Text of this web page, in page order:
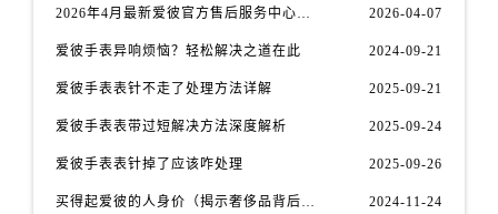
重庆市江北区观音桥步行街2号融恒时代广场9层902室爱彼售后服务中心（需提前预约）
新疆维吾尔自治区乌鲁木齐市天山区红山路26号时代广场（CCMALL）C座17层17-B爱彼售后服务中心（需提前预约）
2026年4月最新爱彼官方售后服务中心网点考察报告（新址） 2026-04-07
爱彼手表异响烦恼？轻松解决之道在此 2024-09-21
爱彼手表表针不走了处理方法详解 2025-09-21
爱彼手表表带过短解决方法深度解析 2025-09-24
爱彼手表表针掉了应该咋处理 2025-09-26
买得起爱彼的人身价（揭示奢侈品背后的价值观与消费观） 2024-11-24